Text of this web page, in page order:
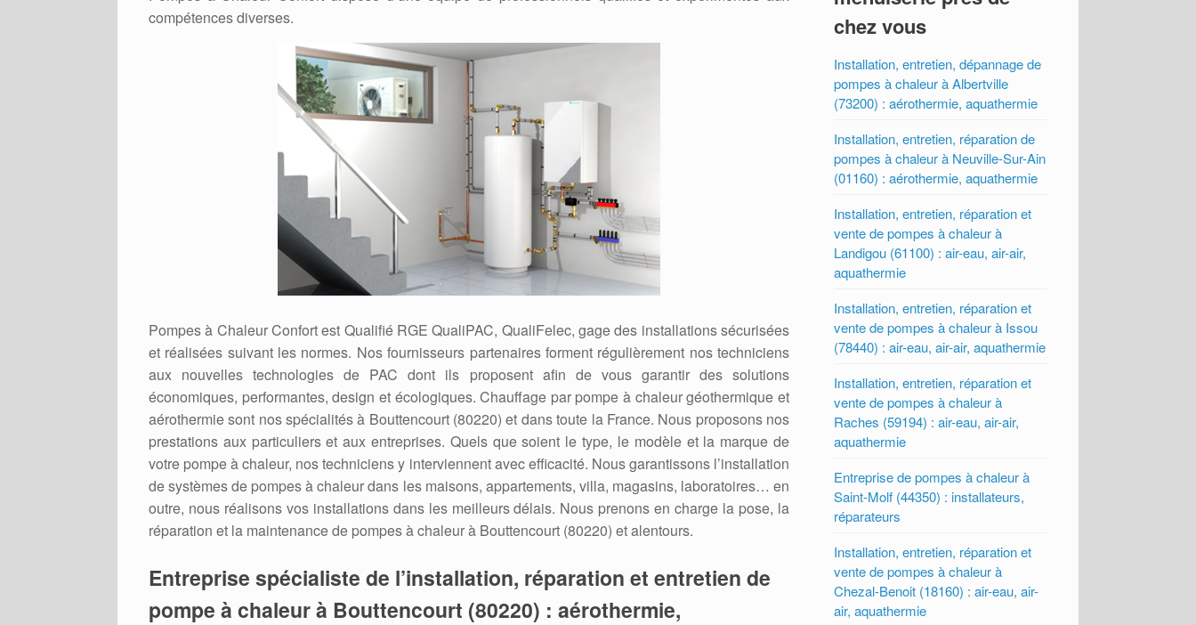
compétences diverses.
Pompes à Chaleur Confort est Qualifié RGE QualiPAC, QualiFelec, gage des installations sécurisées
et réalisées suivant les normes. Nos fournisseurs partenaires forment régulièrement nos techniciens
aux nouvelles technologies de PAC dont ils proposent afin de vous garantir des solutions
économiques, performantes, design et écologiques. Chauffage par pompe à chaleur géothermique et
aérothermie sont nos spécialités à Bouttencourt (80220) et dans toute la France. Nous proposons nos
prestations aux particuliers et aux entreprises. Quels que soient le type, le modèle et la marque de
votre pompe à chaleur, nos techniciens y interviennent avec efficacité. Nous garantissons l’installation
de systèmes de pompes à chaleur dans les maisons, appartements, villa, magasins, laboratoires… en
outre, nous réalisons vos installations dans les meilleurs délais. Nous prenons en charge la pose, la
réparation et la maintenance de pompes à chaleur à Bouttencourt (80220) et alentours.
Entreprise spécialiste de l’installation, réparation et entretien de
pompe à chaleur à Bouttencourt (80220) : aérothermie,
chez vous
Installation, entretien, dépannage de
pompes à chaleur à Albertville
(73200) : aérothermie, aquathermie
Installation, entretien, réparation de
pompes à chaleur à Neuville-Sur-Ain
(01160) : aérothermie, aquathermie
Installation, entretien, réparation et
vente de pompes à chaleur à
Landigou (61100) : air-eau, air-air,
aquathermie
Installation, entretien, réparation et
vente de pompes à chaleur à Issou
(78440) : air-eau, air-air, aquathermie
Installation, entretien, réparation et
vente de pompes à chaleur à
Raches (59194) : air-eau, air-air,
aquathermie
Entreprise de pompes à chaleur à
Saint-Molf (44350) : installateurs,
réparateurs
Installation, entretien, réparation et
vente de pompes à chaleur à
Chezal-Benoit (18160) : air-eau, air-
air, aquathermie